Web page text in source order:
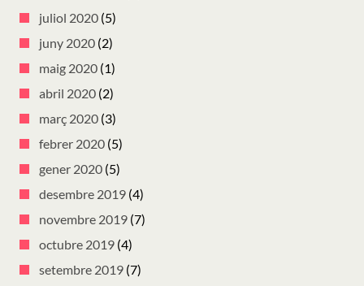
juliol 2020 (5)
juny 2020 (2)
maig 2020 (1)
abril 2020 (2)
març 2020 (3)
febrer 2020 (5)
gener 2020 (5)
desembre 2019 (4)
novembre 2019 (7)
octubre 2019 (4)
setembre 2019 (7)